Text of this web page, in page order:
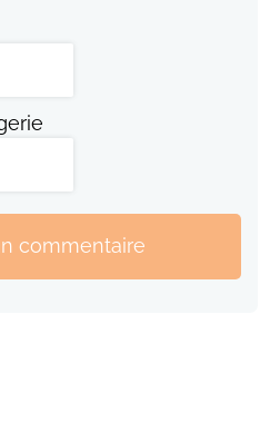
commentaire